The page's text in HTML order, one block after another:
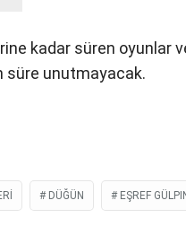
kadar süren oyunlar
süre unutmayacak.
DÜĞÜN EŞREF